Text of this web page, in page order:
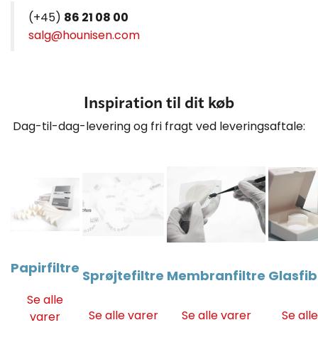
(+45) 86 21 08 00
salg@hounisen.com
Inspiration til dit køb
Dag-til-dag-levering og fri fragt ved leveringsaftale:
Papirfiltre Sprøjtefiltre Membranfiltre
Se alle
varer
Se alle varer Se alle varer Se